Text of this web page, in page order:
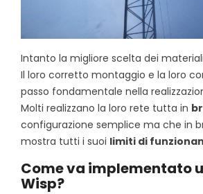
Intanto la migliore scelta dei
Il loro corretto montaggio e la loro
passo fondamentale nella
Molti realizzano la loro rete tutta in
configurazione semplice ma che in
mostra tutti i suoi limiti di
Come va implementato
Wisp?